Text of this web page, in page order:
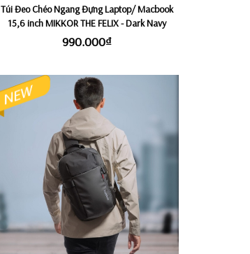
Túi Đeo Chéo Ngang Đựng Laptop/ Macbook
15,6 inch MIKKOR THE FELIX - Dark Navy
990.000₫